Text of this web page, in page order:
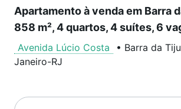
Apartamento à venda em Barra
858 m², 4 quartos, 4 suítes, 6
Avenida Lúcio Costa • Barra da
Janeiro-RJ